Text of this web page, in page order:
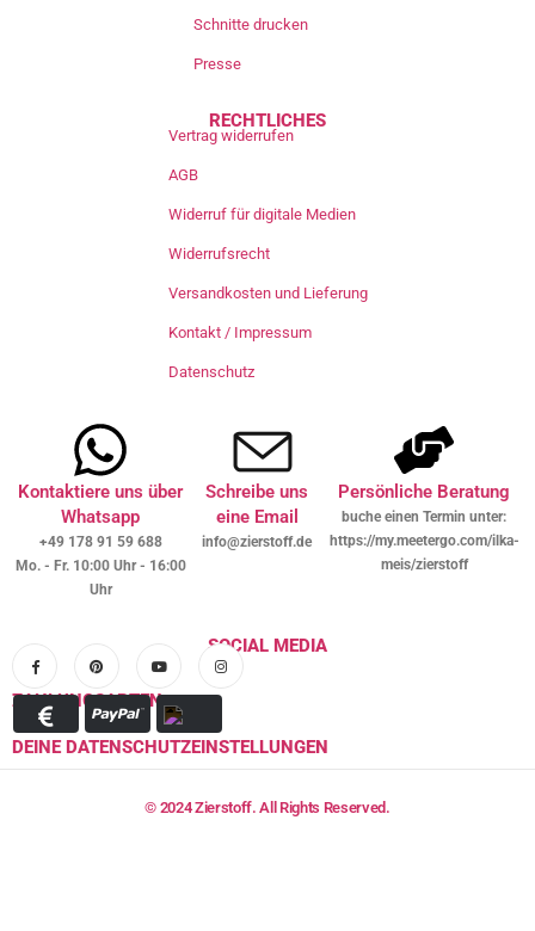
Schnitte drucken
Presse
RECHTLICHES
Vertrag widerrufen
AGB
Widerruf für digitale Medien
Widerrufsrecht
Versandkosten und Lieferung
Kontakt / Impressum
Datenschutz
Kontaktiere uns über
Whatsapp
+49 178 91 59 688
Mo. - Fr. 10:00 Uhr - 16:00
Uhr
Schreibe uns
eine Email
info@zierstoff.de
Persönliche Beratung
buche einen Termin unter:
https://my.meetergo.com/ilka-
meis/zierstoff
SOCIAL MEDIA
ZAHLUNGSARTEN
DEINE DATENSCHUTZEINSTELLUNGEN
© 2024 Zierstoff. All Rights Reserved.